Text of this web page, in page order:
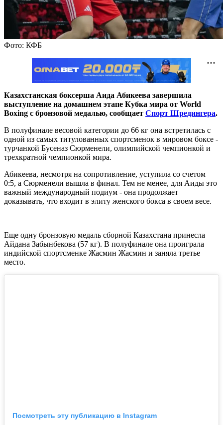
Фото: КФБ
Казахстанская боксерша Аида Абикеева завершила
выступление на домашнем этапе Кубка мира от World
Boxing с бронзовой медалью, сообщает Спорт Шредингера.
В полуфинале весовой категории до 66 кг она встретилась с
одной из самых титулованных спортсменок в мировом боксе -
турчанкой Бусеназ Сюрменели, олимпийской чемпионкой и
трехкратной чемпионкой мира.
Абикеева, несмотря на сопротивление, уступила со счетом
0:5, а Сюрменели вышла в финал. Тем не менее, для Аиды это
важный международный подиум - она продолжает
доказывать, что входит в элиту женского бокса в своем весе.
Еще одну бронзовую медаль сборной Казахстана принесла
Айдана Забынбекова (57 кг). В полуфинале она проиграла
индийской спортсменке Жасмин Жасмин и заняла третье
место.
Посмотреть эту публикацию в Instagram